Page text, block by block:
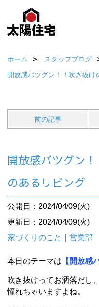
ホーム
スタッフブログ
開放感バツグン！！吹き抜け
前の記事
開放感バツグン
のあるリビング
公開日：2024/04/09(火)
更新日：2024/04/09(火)
家づくりのこと
営業部
本日のテーマは 【開放感
吹き抜けってお洒落だし
憧れちゃいますよね。